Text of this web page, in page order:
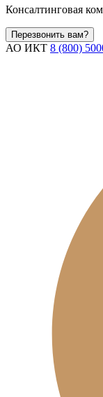
Консалтинговая
Перезвонить вам?
АО ИКТ 8 (800)